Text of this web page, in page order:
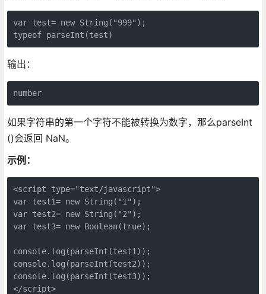
var test= new String("999");
typeof parseInt(test)
输出：
number
如果字符串的第一个字符不能被转换为数字，那么parseInt
()会返回 NaN。
示例：
<script type="text/javascript">
var test1= new String("1");
var test2= new String("2");
var test3= new Boolean(true);
console.log(parseInt(test1));
console.log(parseInt(test2));
console.log(parseInt(test3));
</script>